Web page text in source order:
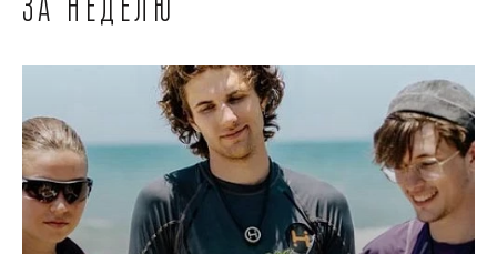
за неделю